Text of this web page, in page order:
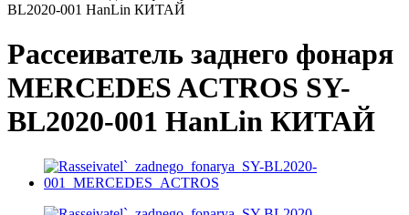
BL2020-001 HanLin КИТАЙ
Рассеиватель заднего фонаря
MERCEDES ACTROS SY-
BL2020-001 HanLin КИТАЙ